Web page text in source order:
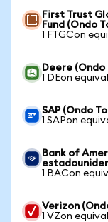
First Trust
Fund (Ondo
1 FTGCon
Deere
1 DEon
SAP (Ondo
1 SAPon
Bank of
1 BACon
Verizon
1 VZon